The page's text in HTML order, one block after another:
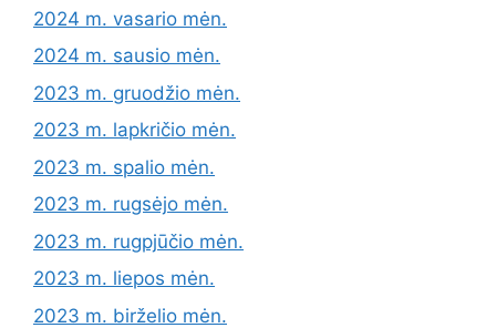
2024 m. vasario mėn.
2024 m. sausio mėn.
2023 m. gruodžio mėn.
2023 m. lapkričio mėn.
2023 m. spalio mėn.
2023 m. rugsėjo mėn.
2023 m. rugpjūčio mėn.
2023 m. liepos mėn.
2023 m. birželio mėn.